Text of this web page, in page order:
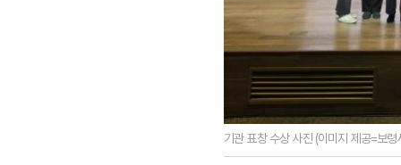
기관 표창 수상 사진 (이미지 제공=보령